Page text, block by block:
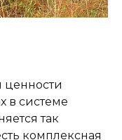
в системе
так
комплексная